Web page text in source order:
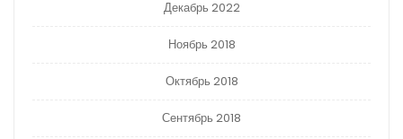
Декабрь 2022
Ноябрь 2018
Октябрь 2018
Сентябрь 2018